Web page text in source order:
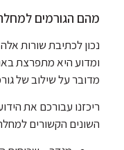
מהם הגורמים
נכון לכתיבת שורות
ומדוע היא מתפרצת
מדובר על שילוב של
ריכזנו עבורכם את
השונים הקשורים